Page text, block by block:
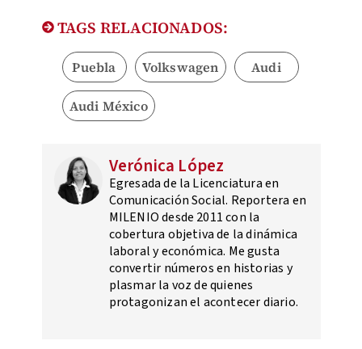
TAGS RELACIONADOS:
Puebla Volkswagen Audi
Audi México
Verónica López
Egresada de la Licenciatura en
Comunicación Social. Reportera en
MILENIO desde 2011 con la
cobertura objetiva de la dinámica
laboral y económica. Me gusta
convertir números en historias y
plasmar la voz de quienes
protagonizan el acontecer diario.